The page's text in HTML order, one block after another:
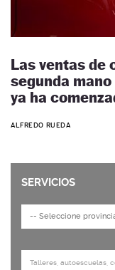
Las ventas de
segunda
ya ha
ALFREDO RUEDA